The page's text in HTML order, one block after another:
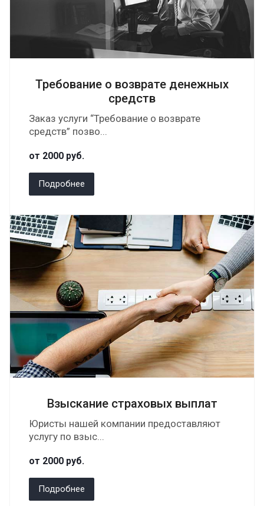
Требование о возврате денежных
средств
Заказ услуги “Требование о возврате
средств” позво...
от 2000 руб.
Подробнее
Взыскание страховых выплат
Юристы нашей компании предоставляют
услугу по взыс...
от 2000 руб.
Подробнее